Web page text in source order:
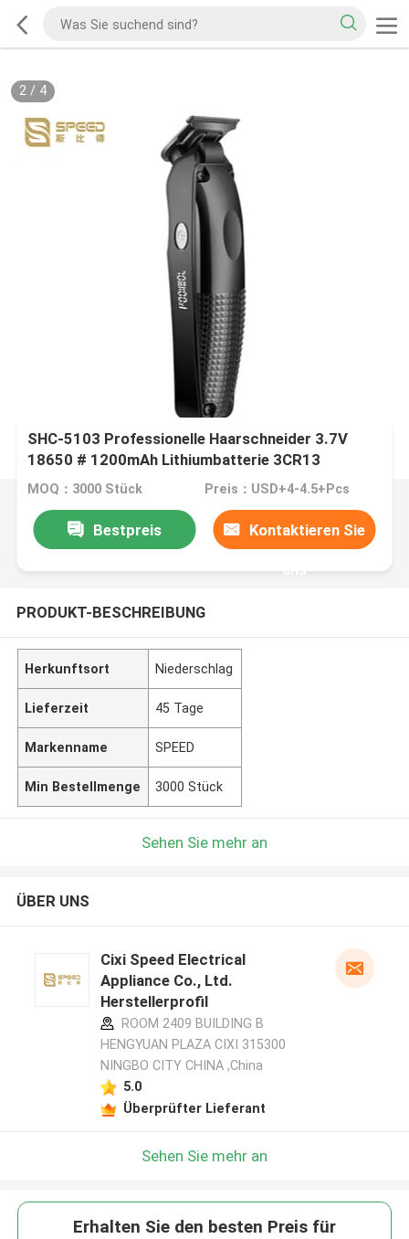
2/ 4
SHC-5103 Professionelle Haarschneider 3.7V
18650 # 1200mAh Lithiumbatterie 3CR13
Edelstahl
MOQ：3000 Stück Preis：USD+4-4.5+Pcs
Bestpreis Kontaktieren Sie
uns
PRODUKT-BESCHREIBUNG
Herkunftsort Niederschlag
Lieferzeit 45 Tage
Markenname SPEED
Min Bestellmenge 3000 Stück
Sehen Sie mehr an
ÜBER UNS
Cixi Speed Electrical
Appliance Co., Ltd.
Herstellerprofil
ROOM 2409 BUILDING B
HENGYUAN PLAZA CIXI 315300
NINGBO CITY CHINA ,China
5.0
Überprüfter Lieferant
Sehen Sie mehr an
Erhalten Sie den besten Preis für